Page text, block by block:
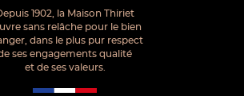
1902, la Maison Thiriet
sans relâche pour le bien
dans le plus pur respect
ses engagements qualité
et de ses valeurs.